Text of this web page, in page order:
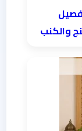
0546138860 | تفصيل
والكنب